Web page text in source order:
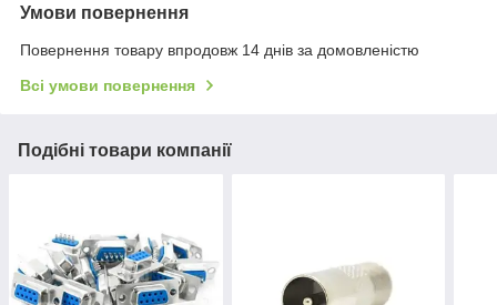
Умови повернення
Повернення товару впродовж 14 днів за домовленістю
Всі умови повернення
Подібні товари компанії